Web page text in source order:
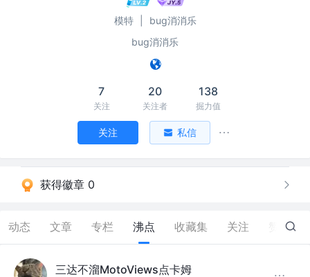
模特
bug消消乐
bug消消乐
7
关注
20
关注者
138
掘力值
关注 私信
获得徽章 0
动态 文章 专栏 沸点 收藏集 关注 197
三达不溜MotoViews点卡姆